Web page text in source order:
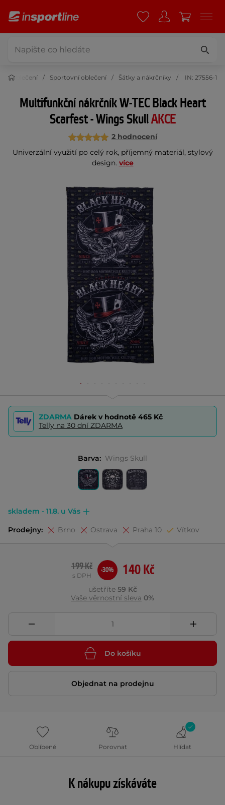
Oblečení Sportovní oblečení Šátky a nákrčníky IN: 27556-1
Multifunkční nákrčník W-TEC Black Heart
Scarfest - Wings SkullAKCE
2 hodnocení
Univerzální využití po celý rok, příjemný materiál, stylový
design. více
ZDARMA Dárek v hodnotě 465 Kč
Telly na 30 dní ZDARMA
Barva: Wings Skull
skladem - 11.8. u Vás
Prodejny: Brno Ostrava Praha 10 Vítkov
140 Kč
199 Kč
s DPH
-30%
ušetříte 59 Kč
Vaše věrnostní sleva 0%
Do košíku
Objednat na prodejnu
Oblíbené Porovnat Hlídat
K nákupu získáváte